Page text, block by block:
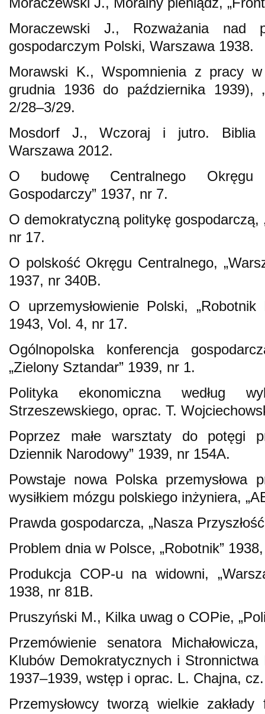
Moraczewski J., Rozważania nad
gospodarczym Polski, Warszawa 1938.
Morawski K., Wspomnienia z pracy
grudnia 1936 do października 1939),
2/28–3/29.
Mosdorf J., Wczoraj i jutro. Biblia
Warszawa 2012.
O budowę Centralnego Okręgu
Gospodarczy” 1937, nr 7.
O demokratyczną politykę gospodarczą,
nr 17.
O polskość Okręgu Centralnego,
1937, nr 340B.
O uprzemysłowienie Polski,
1943, Vol. 4, nr 17.
Ogólnopolska konferencja
„Zielony Sztandar” 1939, nr 1.
Polityka ekonomiczna według
Strzeszewskiego, oprac. T.
Poprzez małe warsztaty do potęgi
Dziennik Narodowy” 1939, nr 154A.
Powstaje nowa Polska przemysłowa
wysiłkiem mózgu polskiego inżyniera,
Prawda gospodarcza, „Nasza
Problem dnia w Polsce, „Robotnik”
Produkcja COP-u na widowni,
1938, nr 81B.
Pruszyński M., Kilka uwag o COPie,
Przemówienie senatora
Klubów Demokratycznych i
1937–1939, wstęp i oprac. L. Chajna,
Przemysłowcy tworzą wielkie